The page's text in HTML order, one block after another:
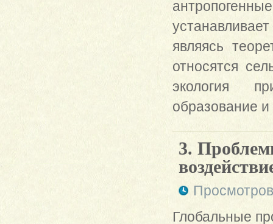
являясь
относятся
экология
образование
3.
Глобальные